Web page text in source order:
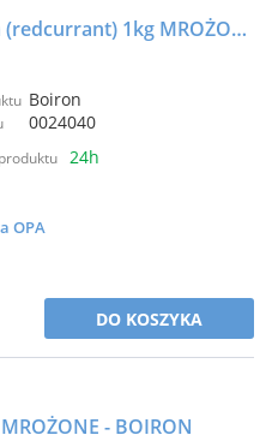
Puree Czerwona porzeczka (redcurrant) 1kg MROŻONE - BOIRON
Boiron
0024040
24h
OPA
DO KOSZYKA
- BOIRON